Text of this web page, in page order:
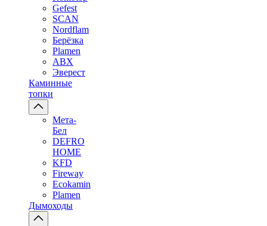
Gefest
SCAN
Nordflam
Берёзка
Plamen
ABX
Эверест
Каминные
топки
Мета-
Бел
DEFRO
HOME
KFD
Fireway
Ecokamin
Plamen
Дымоходы